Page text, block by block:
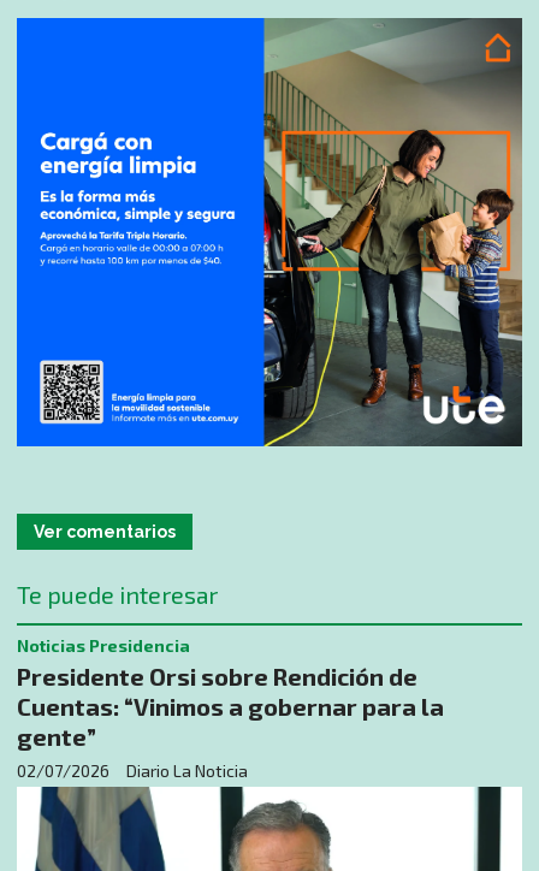
Ver comentarios
Te puede interesar
Presidente Orsi sobre Rendición de
Cuentas: “Vinimos a gobernar para la
gente”
Diario La Noticia
Noticias Presidencia
02/07/2026